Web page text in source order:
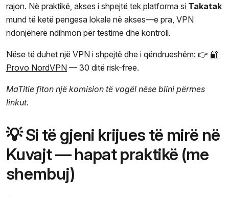
rajon. Në praktikë, akses i shpejtë tek platforma si Takatak
mund të ketë pengesa lokale në akses—e pra, VPN
ndonjëherë ndihmon për testime dhe kontroll.
Nëse të duhet një VPN i shpejtë dhe i qëndrueshëm: 👉 🔐
Provo NordVPN — 30 ditë risk-free.
MaTitie fiton një komision të vogël nëse blini përmes
linkut.
💡 Si të gjeni krijues të mirë në
Kuvajt — hapat praktikë (me
shembuj)